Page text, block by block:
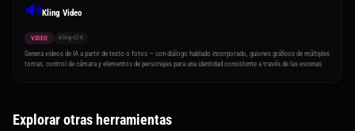
🔊Kling Video
VIDEO kling-v2-6
Genera videos de IA a partir de texto o fotos — con diálogo hablado incorporado, guiones gráficos de múltiples
tomas, control de cámara y elementos de personajes para una identidad consistente a través de las escenas
Explorar otras herramientas